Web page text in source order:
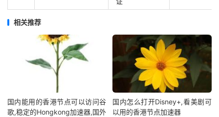
相关推荐
国内能用的香港节点可以访问谷
歌,稳定的Hongkong加速器,国外
国内怎么打开Disney+,看美剧可
以用的香港节点加速器